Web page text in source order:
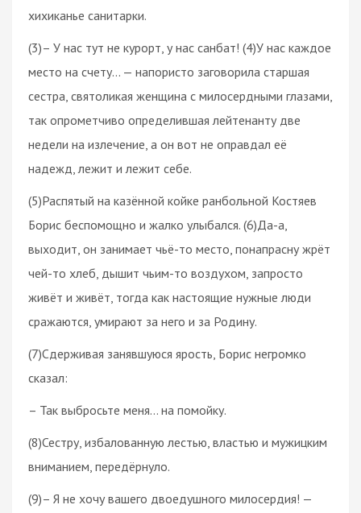
хихиканье санитарки.
(3)– У нас тут не курорт, у нас санбат! (4)У нас каждое
место на счету… — напористо заговорила старшая
сестра, святоликая женщина с милосердными глазами,
так опрометчиво определившая лейтенанту две
недели на излечение, а он вот не оправдал её
надежд, лежит и лежит себе.
(5)Распятый на казённой койке ранбольной Костяев
Борис беспомощно и жалко улыбался. (6)Да-а,
выходит, он занимает чьё-то место, понапрасну жрёт
чей-то хлеб, дышит чьим-то воздухом, запросто
живёт и живёт, тогда как настоящие нужные люди
сражаются, умирают за него и за Родину.
(7)Сдерживая занявшуюся ярость, Борис негромко
сказал:
– Так выбросьте меня… на помойку.
(8)Сестру, избалованную лестью, властью и мужицким
вниманием, передёрнуло.
(9)– Я не хочу вашего двоедушного милосердия! —